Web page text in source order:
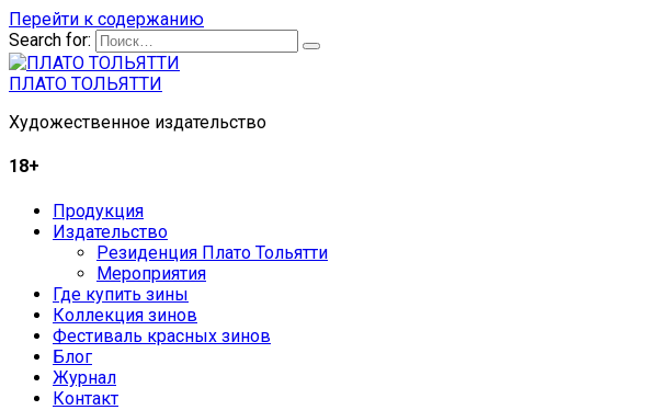
Перейти к содержанию
Search for:
ПЛАТО ТОЛЬЯТТИ
Художественное издательство
18+
Продукция
Издательство
Резиденция Плато Тольятти
Мероприятия
Где купить зины
Коллекция зинов
Фестиваль красных зинов
Блог
Журнал
Контакт